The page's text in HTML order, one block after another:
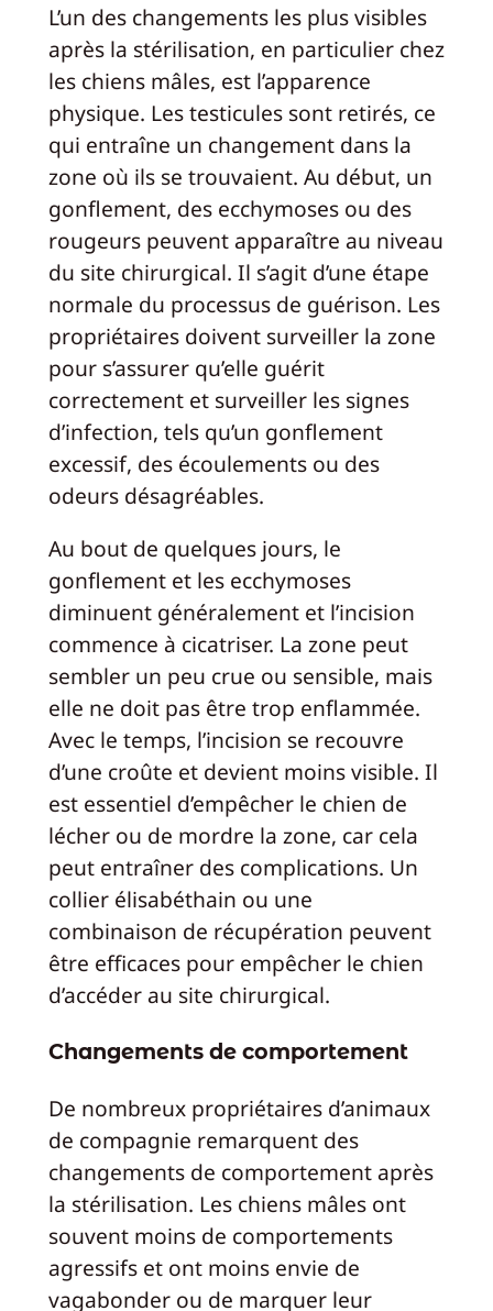
L’un des changements les plus visibles
après la stérilisation, en particulier chez
les chiens mâles, est l’apparence
physique. Les testicules sont retirés, ce
qui entraîne un changement dans la
zone où ils se trouvaient. Au début, un
gonflement, des ecchymoses ou des
rougeurs peuvent apparaître au niveau
du site chirurgical. Il s’agit d’une étape
normale du processus de guérison. Les
propriétaires doivent surveiller la zone
pour s’assurer qu’elle guérit
correctement et surveiller les signes
d’infection, tels qu’un gonflement
excessif, des écoulements ou des
odeurs désagréables.
Au bout de quelques jours, le
gonflement et les ecchymoses
diminuent généralement et l’incision
commence à cicatriser. La zone peut
sembler un peu crue ou sensible, mais
elle ne doit pas être trop enflammée.
Avec le temps, l’incision se recouvre
d’une croûte et devient moins visible. Il
est essentiel d’empêcher le chien de
lécher ou de mordre la zone, car cela
peut entraîner des complications. Un
collier élisabéthain ou une
combinaison de récupération peuvent
être efficaces pour empêcher le chien
d’accéder au site chirurgical.
Changements de comportement
De nombreux propriétaires d’animaux
de compagnie remarquent des
changements de comportement après
la stérilisation. Les chiens mâles ont
souvent moins de comportements
agressifs et ont moins envie de
vagabonder ou de marquer leur